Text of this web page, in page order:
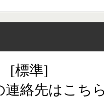
[標準]
連絡先はこち